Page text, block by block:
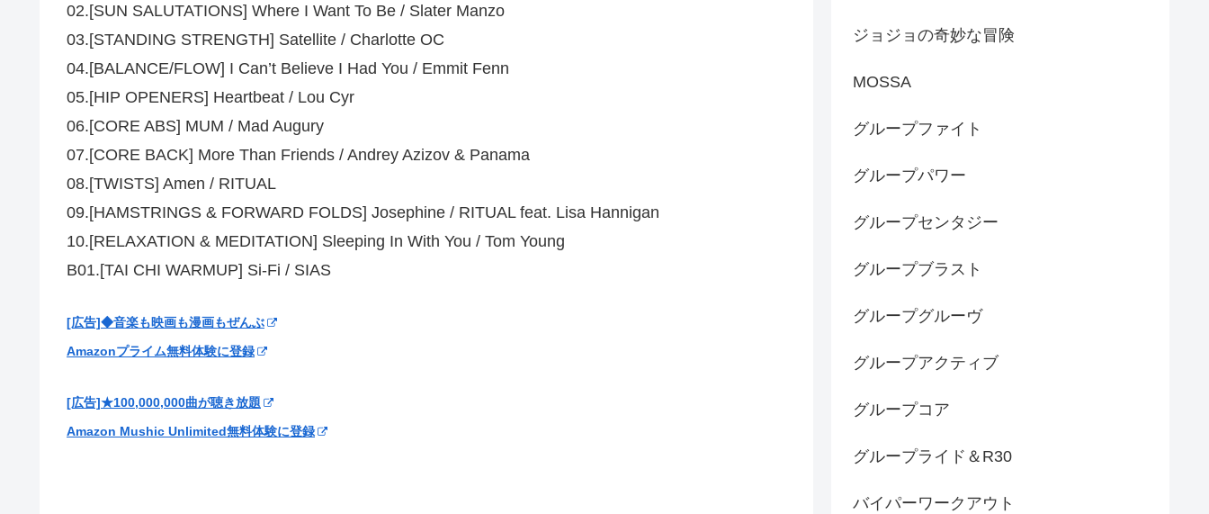
02.[SUN SALUTATIONS] Where I Want To Be / Slater Manzo
03.[STANDING STRENGTH] Satellite / Charlotte OC
04.[BALANCE/FLOW] I Can’t Believe I Had You / Emmit Fenn
05.[HIP OPENERS] Heartbeat / Lou Cyr
06.[CORE ABS] MUM / Mad Augury
07.[CORE BACK] More Than Friends / Andrey Azizov & Panama
08.[TWISTS] Amen / RITUAL
09.[HAMSTRINGS & FORWARD FOLDS] Josephine / RITUAL feat. Lisa Hannigan
10.[RELAXATION & MEDITATION] Sleeping In With You / Tom Young
B01.[TAI CHI WARMUP] Si-Fi / SIAS
[広告]◆音楽も映画も漫画もぜんぶ
Amazonプライム無料体験に登録
[広告]★100,000,000曲が聴き放題
Amazon Mushic Unlimited無料体験に登録
ジョジョの奇妙な冒険
MOSSA
グループファイト
グループパワー
グループセンタジー
グループブラスト
グループグルーヴ
グループアクティブ
グループコア
グループライド＆R30
バイパーワークアウト